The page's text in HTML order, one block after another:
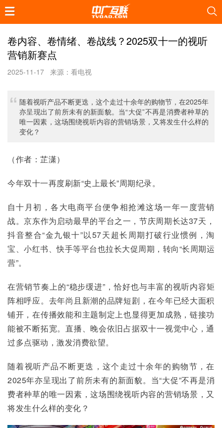
卷内容、卷情绪、卷战线？2025双十一的视听
营销新赛点
2025-11-17 来源：看电视
随着视听产品不断更迭，这个走过十余年的购物节，在2025年
亦呈现出了前所未有的新面貌。当“大促”不再是消费者种草的
唯一因素，这场围绕视听内容的营销场景，又将发生什么样的
变化？
（作者：芷潇）
今年双十一再度刷新“史上最长”周期纪录。
自十月初，各大电商平台便争相抢滩这场一年一度营销
战。京东作为启动最早的平台之一，节庆周期长达37天，
抖音整合“金九银十”以57天超长周期打破行业惯例，淘
宝、小红书、快手等平台也拉长大促周期，转向“长周期运
营”。
在营销节奏上的“稳步缓进”，恰好也与丰富的视听内容矩
阵相呼应。去年尚且新潮的品牌短剧，在今年已经大面积
铺开，在传播效能和主题制定上也显得更加成熟，链接功
能被不断拓宽。直播、晚会依旧占据双十一视觉中心，通
过多点驱动，激发消费欲望。
随着视听产品不断更迭，这个走过十余年的购物节，在
2025年亦呈现出了前所未有的新面貌。当“大促”不再是消
费者种草的唯一因素，这场围绕视听内容的营销场景，又
将发生什么样的变化？